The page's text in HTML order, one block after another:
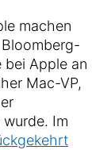
machen
bei Apple an
Mac-VP,
Im